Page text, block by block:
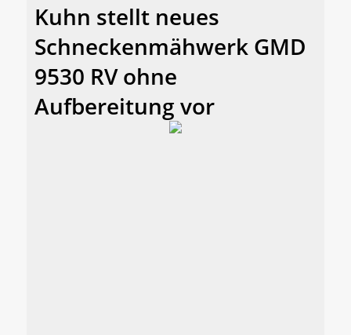
Kuhn stellt neues
Schneckenmähwerk GMD
9530 RV ohne
Aufbereitung vor